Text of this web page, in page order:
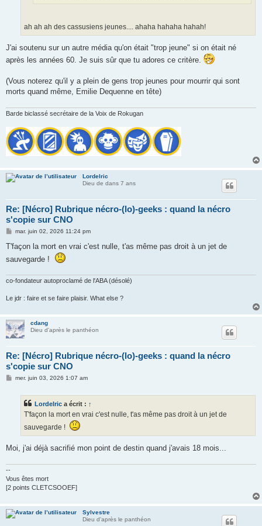
ah ah ah des cassusiens jeunes.... ahaha hahaha hahah!
J'ai soutenu sur un autre média qu'on était "trop jeune" si on était né
après les années 60. Je suis sûr que tu adores ce critère.
(Vous noterez qu'il y a plein de gens trop jeunes pour mourrir qui sont
morts quand même, Emilie Dequenne en tête)
Barde biclassé secrétaire de la Voix de Rokugan
Lordelric
Dieu de dans 7 ans
Re: [Nécro] Rubrique nécro-(lo)-geeks : quand la nécro
s'copie sur CNO
M
s
a
mar. juin 02, 2026 11:24 pm
T'façon la mort en vrai c'est nulle, t'as même pas droit à un jet de
sauvegarde !
co-fondateur autoproclamé de l'ABA (désolé)
Le jdr : faire et se faire plaisir. What else ?
cdang
Dieu d'après le panthéon
Re: [Nécro] Rubrique nécro-(lo)-geeks : quand la nécro
s'copie sur CNO
Mmer. juin 03, 2026 1:07 am
Lordelric a écrit : ↑
T'façon la mort en vrai c'est nulle, t'as même pas droit à un jet de
sauvegarde !
Moi, j'ai déjà sacrifié mon point de destin quand j'avais 18 mois...
--
Vous êtes mort
[2 points CLETCSOOEF]
Sylvestre
Dieu d'après le panthéon